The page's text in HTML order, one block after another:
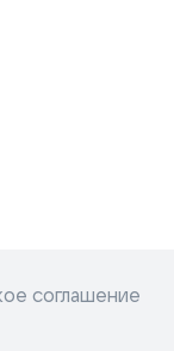
соглашение